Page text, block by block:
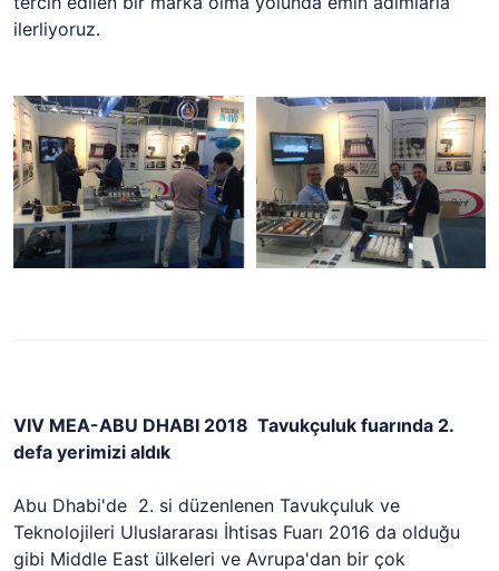
ilerliyoruz.
VIV MEA-ABU DHABI 2018 Tavukçuluk fuarında 2.
defa yerimizi aldık
Abu Dhabi'de 2. si düzenlenen Tavukçuluk ve
Teknolojileri Uluslararası İhtisas Fuarı 2016 da olduğu
gibi Middle East ülkeleri ve Avrupa'dan bir çok